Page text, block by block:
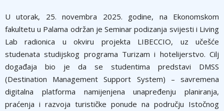
U utorak, 25. novembra 2025. godine, na Ekonomskom
fakultetu u Palama održan je Seminar podizanja svijesti i Living
Lab radionica u okviru projekta LIBECCIO, uz učešće
studenata studijskog programa Turizam i hotelijerstvo. Cilj
događaja bio je da se studentima predstavi DMSS
(Destination Management Support System) – savremena
digitalna platforma namijenjena unapređenju planiranja,
praćenja i razvoja turističke ponude na području Istočnog